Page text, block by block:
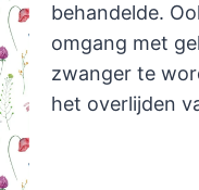
behandelde.
omgang met
zwanger te
het overlijden